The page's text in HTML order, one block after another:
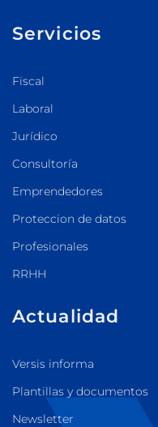
Servicios
Fiscal
Laboral
Jurídico
Consultoría
Emprendedores
Proteccion de datos
Profesionales
RRHH
Actualidad
Versis informa
Plantillas y documentos
Newsletter